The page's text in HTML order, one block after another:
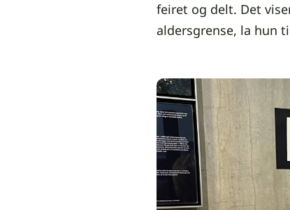
feiret og delt. Det
aldersgrense, la hun